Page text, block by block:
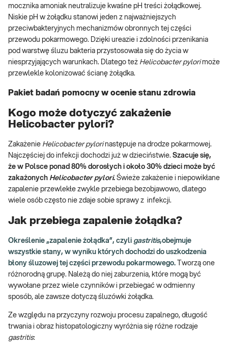
mocznika amoniak neutralizuje kwaśne pH treści żołądkowej.
Niskie pH w żołądku stanowi jeden z najważniejszych
przeciwbakteryjnych mechanizmów obronnych tej części
przewodu pokarmowego. Dzięki ureazie i zdolności przenikania
pod warstwę śluzu bakteria przystosowała się do życia w
niesprzyjających warunkach. Dlatego też Helicobacter pylorimoże
przewlekle kolonizować ścianę żołądka.
Pakiet badań pomocny w ocenie stanu zdrowia
Kogo może dotyczyć zakażenie
Helicobacter pylori?
Zakażenie Helicobacter pylorinastępuje na drodze pokarmowej.
Najczęściej do infekcji dochodzi już w dzieciństwie. Szacuje się,
że w Polsce ponad 80% dorosłych i około 30% dzieci może być
zakażonych Helicobacter pylori. Świeże zakażenie i niepowikłane
zapalenie przewlekłe zwykle przebiega bezobjawowo, dlatego
wiele osób często nie zdaje sobie sprawy z infekcji.
Jak przebiega zapalenie żołądka?
Określenie „zapalenie żołądka”, czyli gastritis,obejmuje
wszystkie stany, w wyniku których dochodzi do uszkodzenia
błony śluzowej tej części przewodu pokarmowego.
Tworzą one
różnorodną grupę. Należą do niej zaburzenia, które mogą być
wywołane przez wiele czynników i przebiegać w odmienny
sposób, ale zawsze dotyczą śluzówki żołądka.
Ze względu na przyczyny rozwoju procesu zapalnego, długość
trwania i obraz histopatologiczny wyróżnia się różne rodzaje
gastritis: